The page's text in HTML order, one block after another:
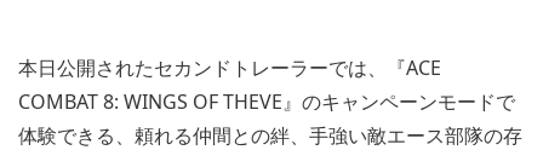
本日公開されたセカンドトレーラーでは、『ACE
COMBAT 8: WINGS OF THEVE』のキャンペーンモードで
体験できる、頼れる仲間との絆、手強い敵エース部隊の存